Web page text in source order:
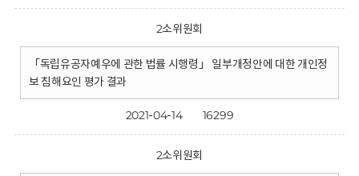
2소위원회
「독립유공자예우에 관한 법률 시행령」 일부개정안에 대한 개인정
보 침해요인 평가 결과
2021-04-14 16299
2소위원회